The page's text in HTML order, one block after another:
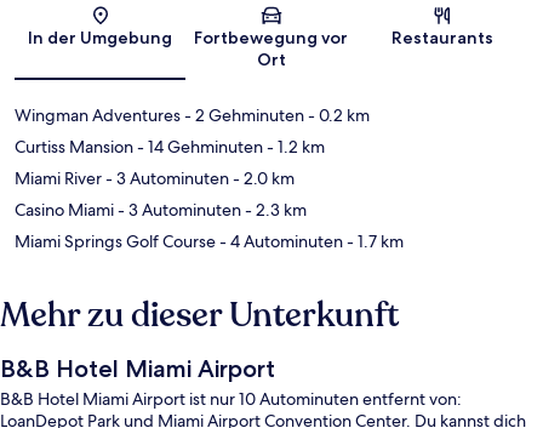
Karte
In der Umgebung
Fortbewegung vor
Ort
Restaurants
Wingman Adventures- 2 Gehminuten- 0.2 km
Curtiss Mansion- 14 Gehminuten- 1.2 km
Miami River- 3 Autominuten- 2.0 km
Casino Miami- 3 Autominuten- 2.3 km
Miami Springs Golf Course- 4 Autominuten- 1.7 km
Mehr zu dieser Unterkunft
B&B Hotel Miami Airport
B&B Hotel Miami Airport ist nur 10 Autominuten entfernt von:
LoanDepot Park und Miami Airport Convention Center. Du kannst dich